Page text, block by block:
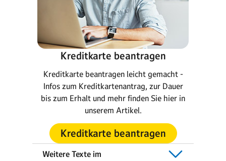
Kreditkarte beantragen
Kreditkarte beantragen leicht gemacht -
Infos zum Kreditkartenantrag, zur Dauer
bis zum Erhalt und mehr finden Sie hier in
unserem Artikel.
Kreditkarte beantragen
Weitere Texte im